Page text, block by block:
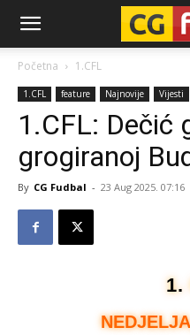
CG-
Fudbal
Početna 1.CFL
1.CFL feature Najnovije Vijesti
1.CFL: Dečić
grogiranoj
By CG Fudbal - 23 Aug 2025. 07:16
1.